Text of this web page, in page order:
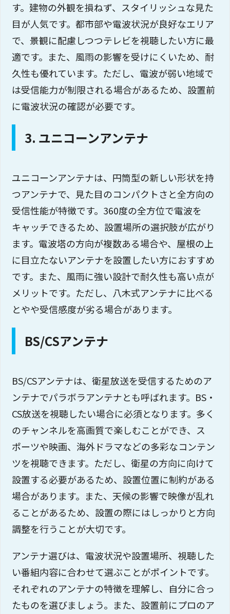
す。建物の外観を損ねず、スタイリッシュな見た
目が人気です。都市部や電波状況が良好なエリア
で、景観に配慮しつつテレビを視聴したい方に最
適です。また、風雨の影響を受けにくいため、耐
久性も優れています。ただし、電波が弱い地域で
は受信能力が制限される場合があるため、設置前
に電波状況の確認が必要です。
3. ユニコーンアンテナ
ユニコーンアンテナは、円筒型の新しい形状を持
つアンテナで、見た目のコンパクトさと全方向の
受信性能が特徴です。360度の全方位で電波を
キャッチできるため、設置場所の選択肢が広がり
ます。電波塔の方向が複数ある場合や、屋根の上
に目立たないアンテナを設置したい方におすすめ
です。また、風雨に強い設計で耐久性も高い点が
メリットです。ただし、八木式アンテナに比べる
とやや受信感度が劣る場合があります。
BS/CSアンテナ
BS/CSアンテナは、衛星放送を受信するためのア
ンテナでパラボラアンテナとも呼ばれます。BS・
CS放送を視聴したい場合に必須となります。多く
のチャンネルを高画質で楽しむことができ、ス
ポーツや映画、海外ドラマなどの多彩なコンテン
ツを視聴できます。ただし、衛星の方向に向けて
設置する必要があるため、設置位置に制約がある
場合があります。また、天候の影響で映像が乱れ
ることがあるため、設置の際にはしっかりと方向
調整を行うことが大切です。
アンテナ選びは、電波状況や設置場所、視聴した
い番組内容に合わせて選ぶことがポイントです。
それぞれのアンテナの特徴を理解し、自分に合っ
たものを選びましょう。また、設置前にプロのア